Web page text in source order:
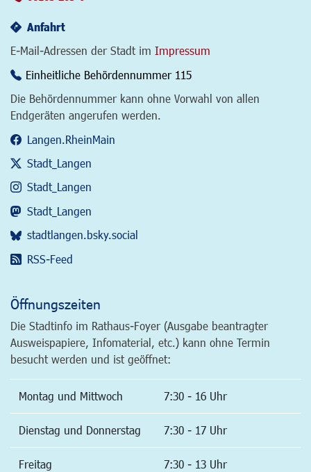
Anfahrt
E-Mail-Adressen der Stadt im Impressum
Einheitliche Behördennummer 115
Die Behördennummer kann ohne Vorwahl von allen
Endgeräten angerufen werden.
Langen.RheinMain
Stadt_Langen
Stadt_Langen
Stadt_Langen
stadtlangen.bsky.social
RSS-Feed
Öffnungszeiten
Die Stadtinfo im Rathaus-Foyer (Ausgabe beantragter
Ausweispapiere, Infomaterial, etc.) kann ohne Termin
besucht werden und ist geöffnet:
Montag und Mittwoch 7:30 - 16 Uhr
Dienstag und Donnerstag 7:30 - 17 Uhr
Freitag 7:30 - 13 Uhr